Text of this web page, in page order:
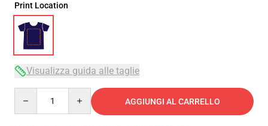
Print Location
Visualizza guida alle taglie
AGGIUNGI AL CARRELLO